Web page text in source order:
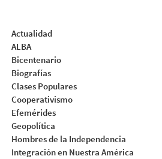
Actualidad
ALBA
Bicentenario
Biografías
Clases Populares
Cooperativismo
Efemérides
Geopolítica
Hombres de la Independencia
Integración en Nuestra América